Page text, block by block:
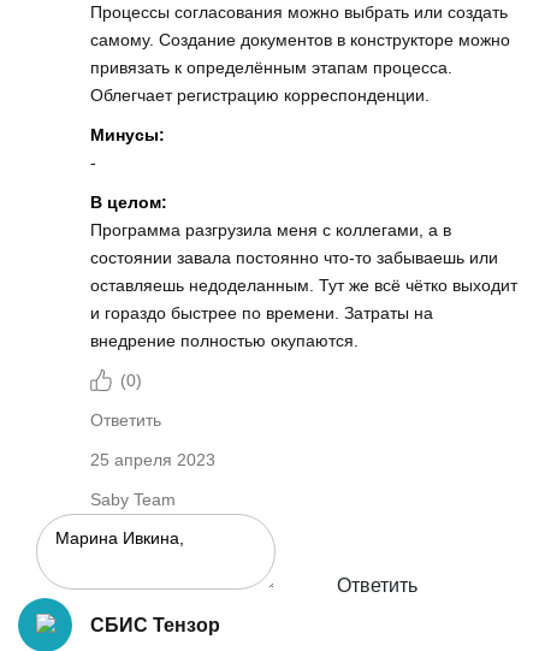
Процессы согласования можно выбрать или создать
самому. Создание документов в конструкторе можно
привязать к определённым этапам процесса.
Облегчает регистрацию корреспонденции.
Минусы:
-
В целом:
Программа разгрузила меня с коллегами, а в
состоянии завала постоянно что-то забываешь или
оставляешь недоделанным. Тут же всё чётко выходит
и гораздо быстрее по времени. Затраты на
внедрение полностью окупаются.
(0)
Ответить
25 апреля 2023
Saby Team
Ответить
СБИС Тензор